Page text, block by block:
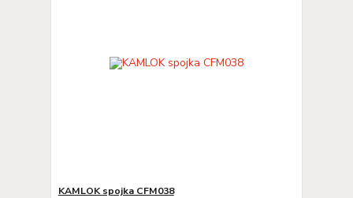
KAMLOK spojka CFM038